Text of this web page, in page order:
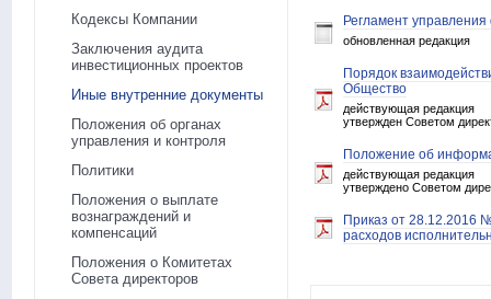
Кодексы Компании
Заключения аудита
инвестиционных проектов
Иные внутренние документы
Положения об органах
управления и контроля
Политики
Положения о выплате
вознаграждений и
компенсаций
Положения о Комитетах
Совета директоров
Регламент
обновленная редакция
Порядок
Общество
действующая редакция
утвержден Советом
Положение об
действующая редакция
утверждено Советом
Приказ от 28.12.2016
расходов